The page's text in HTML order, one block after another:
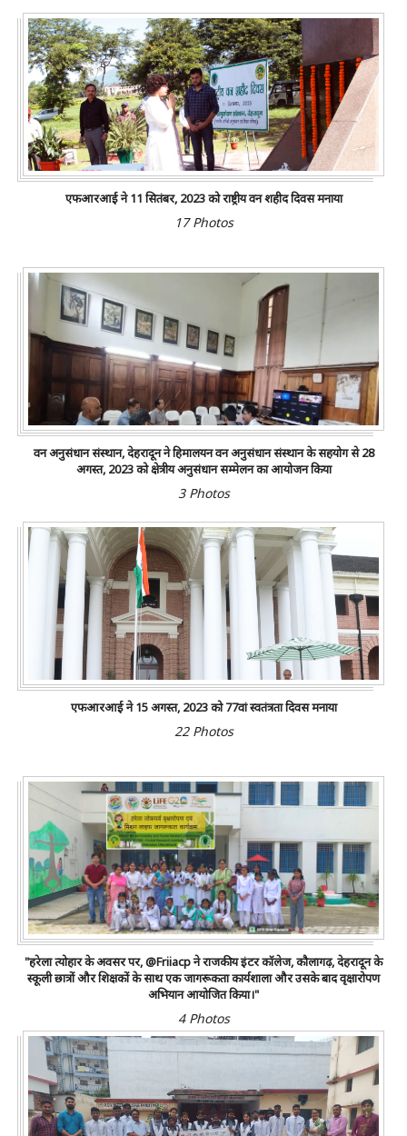
एफआरआई ने 11 सितंबर, 2023 को राष्ट्रीय वन शहीद दिवस मनाया
17 Photos
वन अनुसंधान संस्थान, देहरादून ने हिमालयन वन अनुसंधान संस्थान के सहयोग से 28
अगस्त, 2023 को क्षेत्रीय अनुसंधान सम्मेलन का आयोजन किया
3 Photos
एफआरआई ने 15 अगस्त, 2023 को 77वां स्वतंत्रता दिवस मनाया
22 Photos
"हरेला त्योहार के अवसर पर, @friiacp ने राजकीय इंटर कॉलेज, कौलागढ़, देहरादून के
स्कूली छात्रों और शिक्षकों के साथ एक जागरूकता कार्यशाला और उसके बाद वृक्षारोपण
अभियान आयोजित किया।"
4 Photos